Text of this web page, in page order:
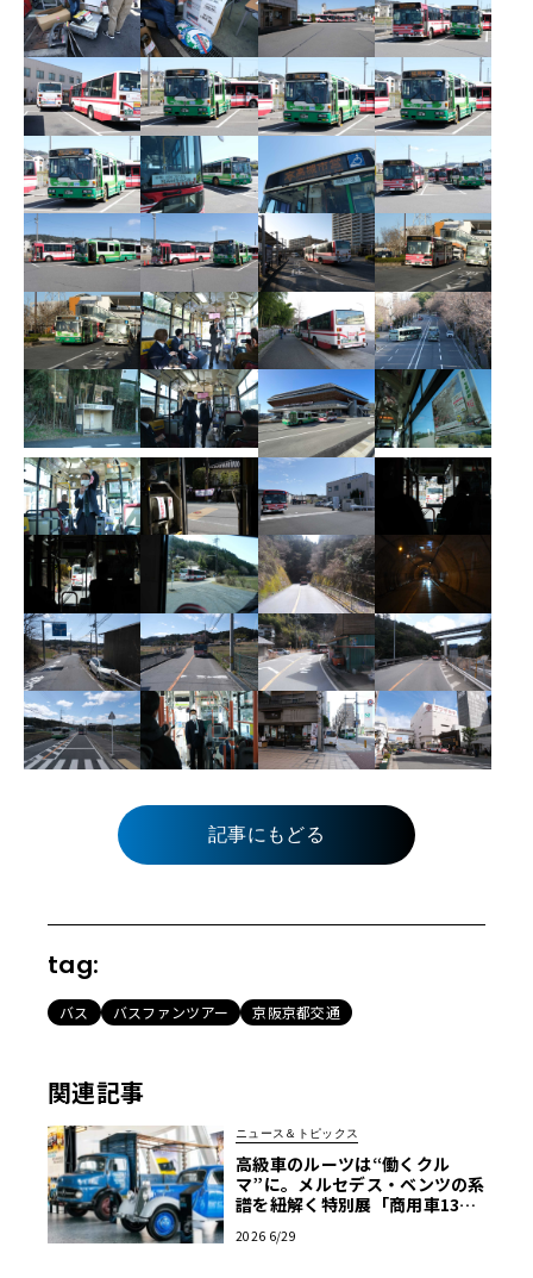
記事にもどる
tag:
バス バスファンツアー 京阪京都交通
関連記事
ニュース＆トピックス
高級車のルーツは“働くクル
マ”に。メルセデス・ベンツの系
譜を紐解く特別展「商用車130
2026 6/29